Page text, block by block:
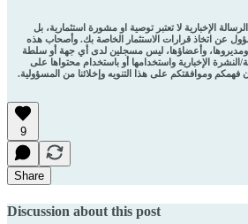
الإخبارية لا تعتبر توصية او مشورة استثمارية، بل
عن اتخاذ قرارات الاستثمار الخاصة بك. وأصحاب هذه
ومديروها، وأعضاؤها، ليس مسجلين لدى أي جهة أو سلطة
النشرة الإخبارية واستخدامها أو باستخدام محتواها على
فهمكم وموافقتكم على هذا التنويه وإخلائنا من المسؤولية.
9
Share
Discussion about this post